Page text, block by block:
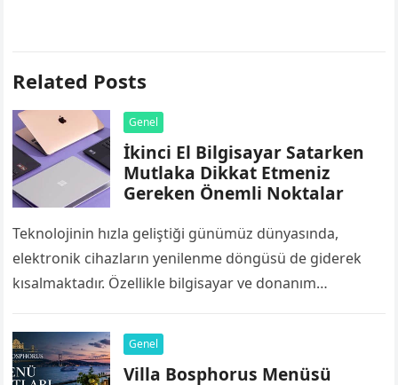
Related Posts
Genel
İkinci El Bilgisayar Satarken
Mutlaka Dikkat Etmeniz
Gereken Önemli Noktalar
Teknolojinin hızla geliştiği günümüz dünyasında,
elektronik cihazların yenilenme döngüsü de giderek
kısalmaktadır. Özellikle bilgisayar ve donanım
sistem gereksinimleri nedeniyle birkaç yıl…
Genel
Villa Bosphorus Menüsü